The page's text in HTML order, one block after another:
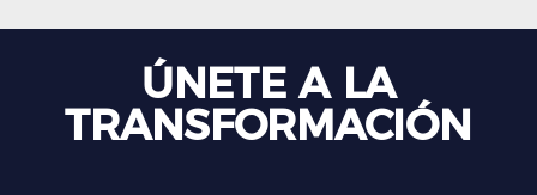
ÚNETE A LA
TRANSFORMACIÓN